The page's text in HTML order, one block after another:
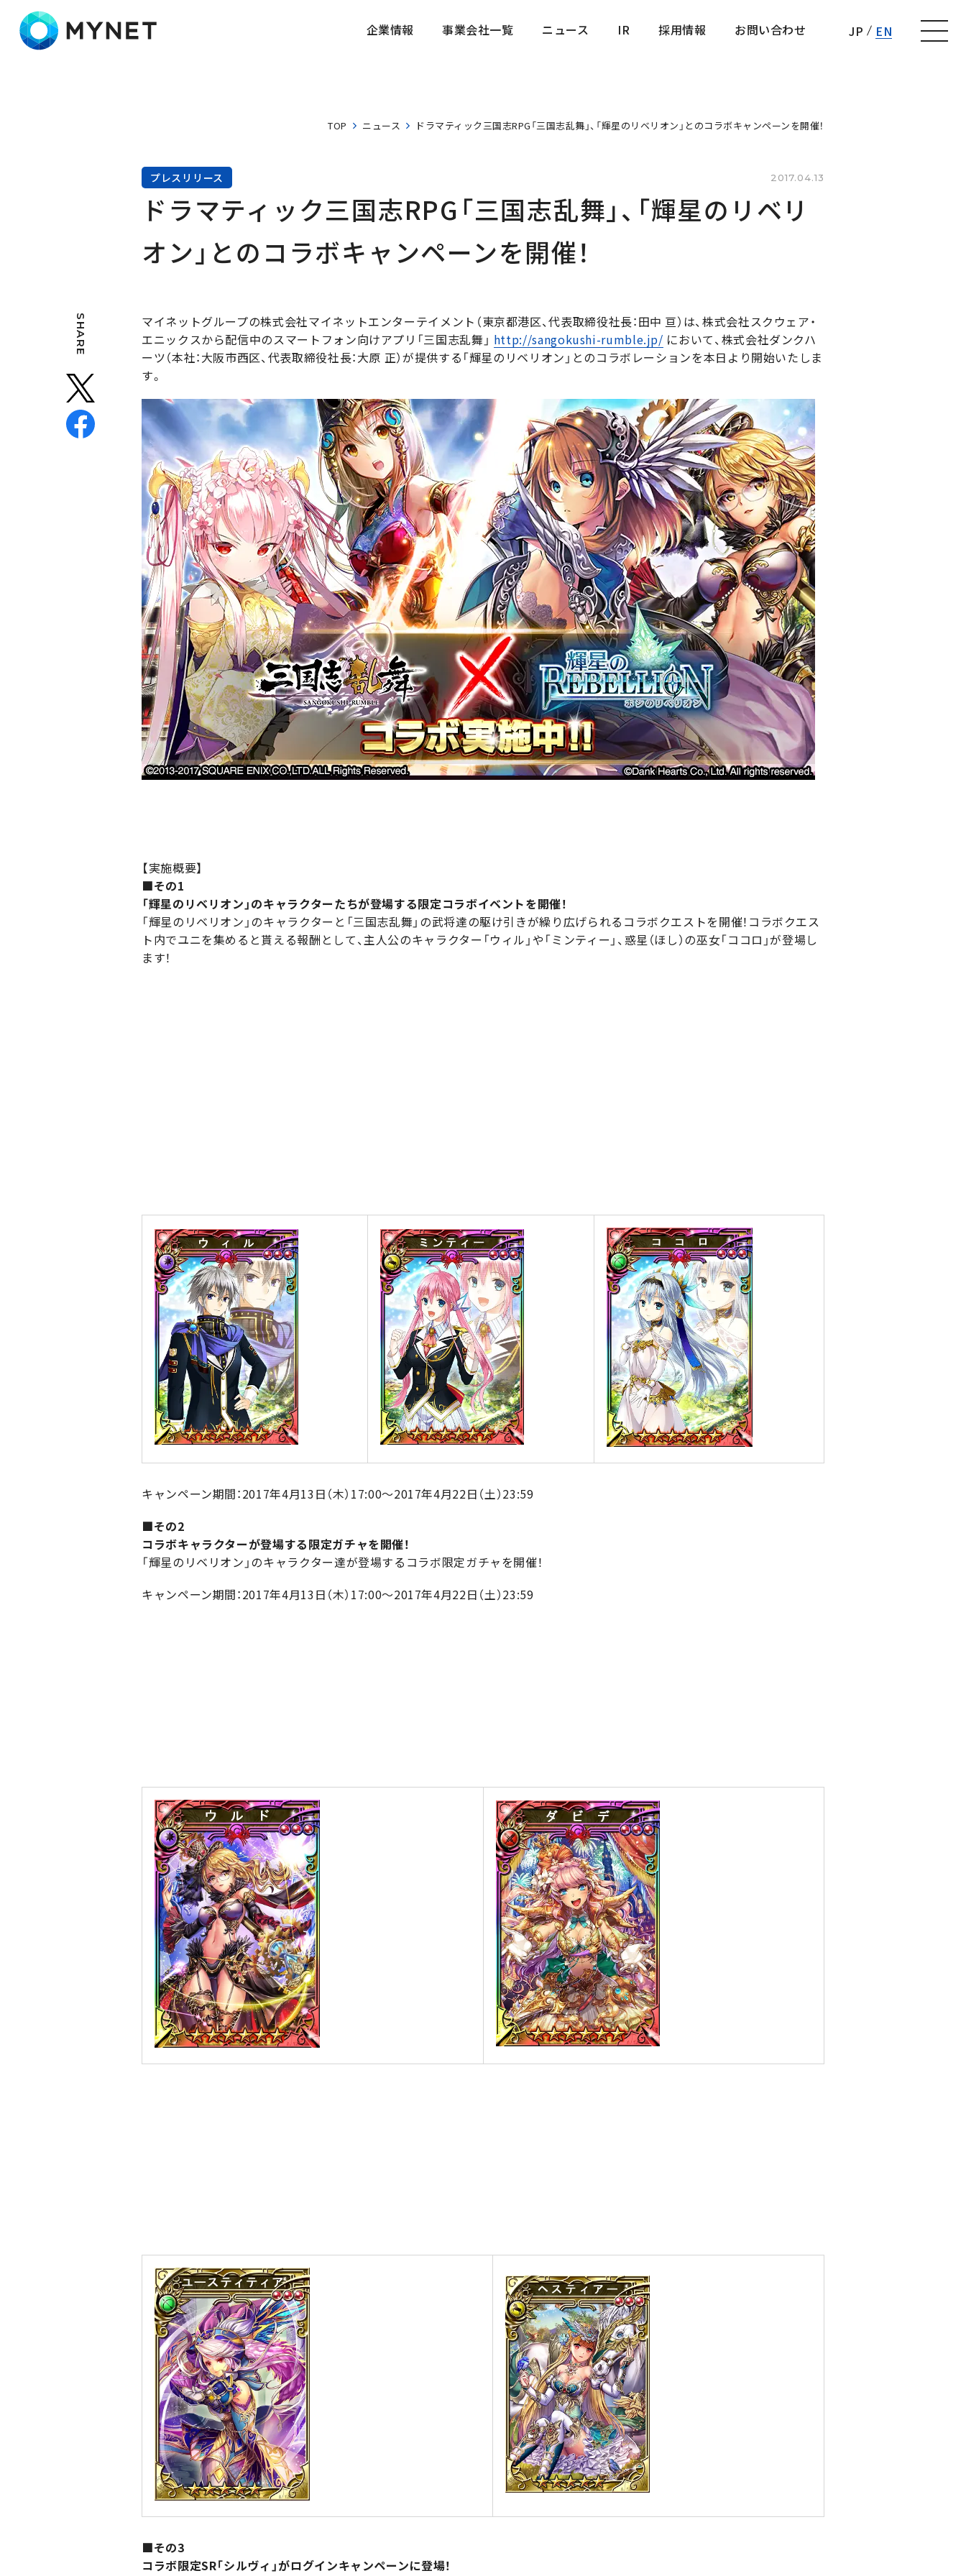
企業情報
事業会社一覧
ニュース
IR
採用情報
お問い合わせ
JP EN
TOP ニュース ドラマティック三国志RPG「三国志乱舞」、「輝星のリベリオン」とのコラボキャンペーンを開催！
プレスリリース 2017.04.13
ドラマティック三国志RPG「三国志乱舞」、「輝星のリベリ
オン」とのコラボキャンペーンを開催！
SHARE
マイネットグループの株式会社マイネットエンターテイメント（東京都港区、代表取締役社長：田中 亘）は、株式会社スクウェア・
エニックスから配信中のスマートフォン向けアプリ「三国志乱舞」 http://sangokushi-rumble.jp/ において、株式会社ダンクハ
ーツ（本社：大阪市西区、代表取締役社長：大原 正）が提供する「輝星のリベリオン」とのコラボレーションを本日より開始いたしま
す。
【実施概要】
■その1
「輝星のリベリオン」のキャラクターたちが登場する限定コラボイベントを開催！
「輝星のリベリオン」のキャラクターと「三国志乱舞」の武将達の駆け引きが繰り広げられるコラボクエストを開催！コラボクエス
ト内でユニを集めると貰える報酬として、主人公のキャラクター「ウィル」や「ミンティー」、惑星（ほし）の巫女「ココロ」が登場し
ます！
キャンペーン期間：2017年4月13日（木）17:00～2017年4月22日（土）23:59
■その2
コラボキャラクターが登場する限定ガチャを開催！
「輝星のリベリオン」のキャラクター達が登場するコラボ限定ガチャを開催！
キャンペーン期間：2017年4月13日（木）17:00～2017年4月22日（土）23:59
■その3
コラボ限定SR「シルヴィ」がログインキャンペーンに登場！